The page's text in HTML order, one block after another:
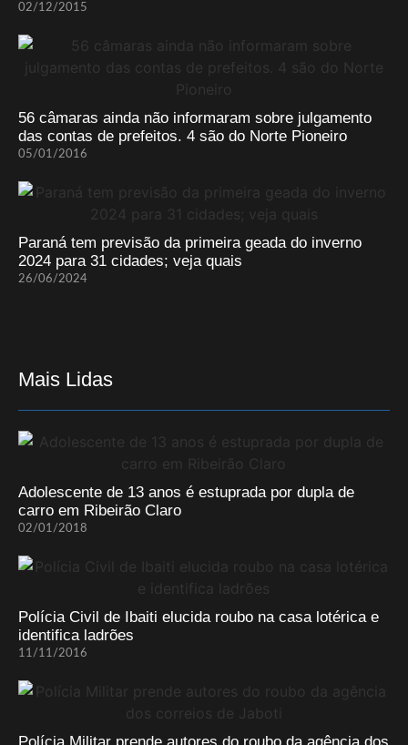
02/12/2015
56 câmaras ainda não informaram sobre julgamento
das contas de prefeitos. 4 são do Norte Pioneiro
05/01/2016
Paraná tem previsão da primeira geada do inverno
2024 para 31 cidades; veja quais
26/06/2024
Mais Lidas
Adolescente de 13 anos é estuprada por dupla de
carro em Ribeirão Claro
02/01/2018
Polícia Civil de Ibaiti elucida roubo na casa lotérica e
identifica ladrões
11/11/2016